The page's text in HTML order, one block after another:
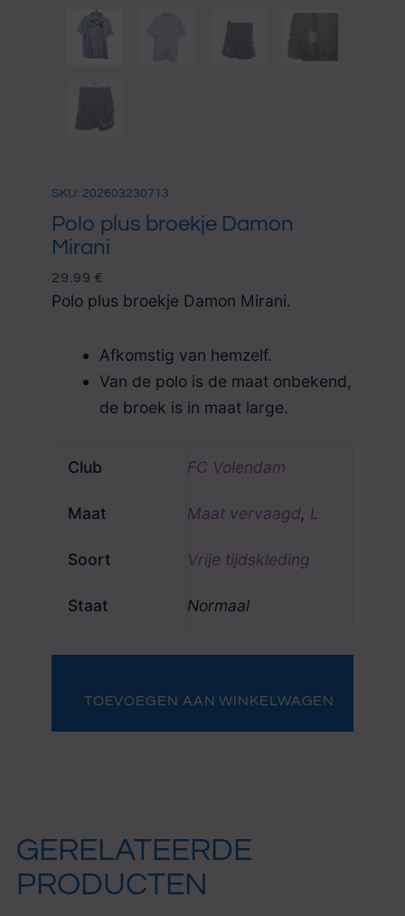
SKU: 202603230713
Polo plus broekje Damon
Mirani
29.99 €
Polo plus broekje Damon Mirani.
Afkomstig van hemzelf.
Van de polo is de maat onbekend,
de broek is in maat large.
Club FC Volendam
Maat Maat vervaagd, L
Soort Vrije tijdskleding
Staat Normaal
broekje
Mirani
TOEVOEGEN AAN WINKELWAGEN
GERELATEERDE
PRODUCTEN